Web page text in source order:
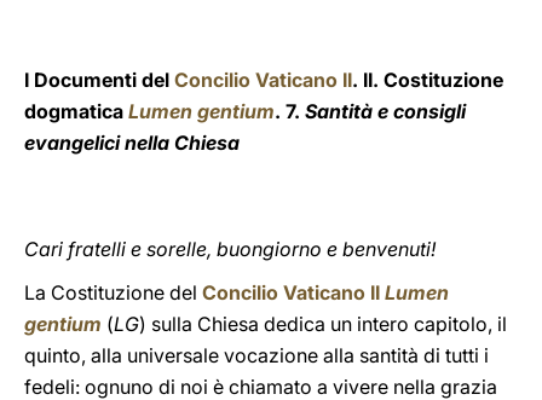
I Documenti del Concilio Vaticano II. II. Costituzione
dogmatica Lumen gentium. 7. Santità e consigli
evangelici nella Chiesa
Cari fratelli e sorelle, buongiorno e benvenuti!
La Costituzione del Concilio Vaticano II Lumen
gentium (LG) sulla Chiesa dedica un intero capitolo, il
quinto, alla universale vocazione alla santità di tutti i
fedeli: ognuno di noi è chiamato a vivere nella grazia